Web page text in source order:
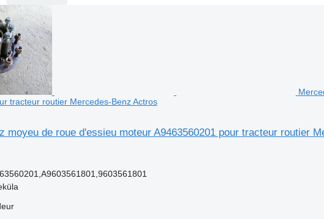
tracteur routier Mercedes-Benz Actros
moyeu de roue d'essieu moteur A9463560201 pour tracteur routier